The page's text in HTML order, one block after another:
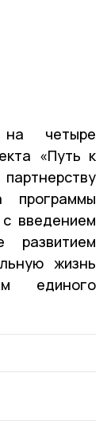
на четыре
«Путь к
программы
введением
жизнь
единого